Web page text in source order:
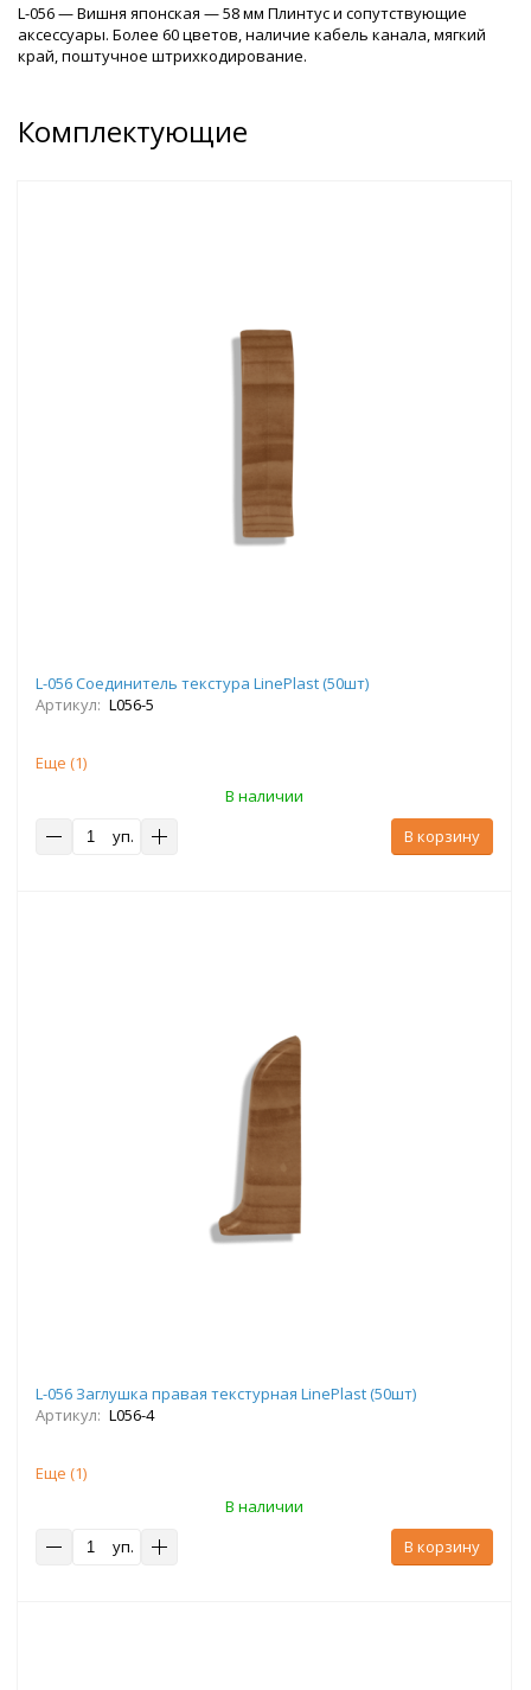
L-056 — Вишня японская — 58 мм Плинтус и сопутствующие
аксессуары. Более 60 цветов, наличие кабель канала, мягкий
край, поштучное штрихкодирование.
Комплектующие
L-056 Соединитель текстура LinePlast (50шт)
Артикул: L056-5
Еще (1)
В наличии
уп.
В корзину
L-056 Заглушка правая текстурная LinePlast (50шт)
Артикул: L056-4
Еще (1)
В наличии
уп.
В корзину